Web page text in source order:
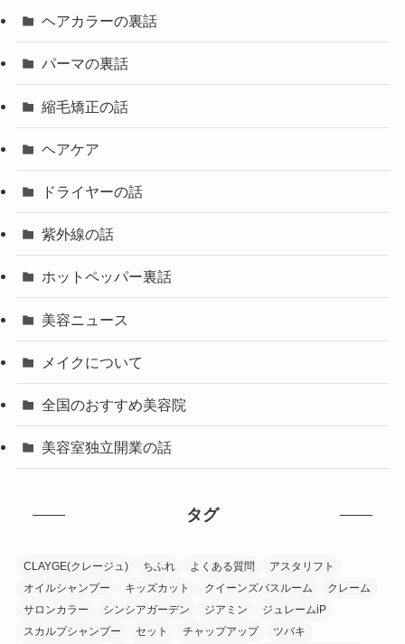
ヘアカラーの裏話
パーマの裏話
縮毛矯正の話
ヘアケア
ドライヤーの話
紫外線の話
ホットペッパー裏話
美容ニュース
メイクについて
全国のおすすめ美容院
美容室独立開業の話
タグ
CLAYGE(クレージュ) ちふれ よくある質問
アスタリフト
オイルシャンプー
キッズカット クイーンズバスルーム
クレーム
サロンカラー
シンシアガーデン ジアミン
ジュレームiP
スカルプシャンプー
セット チャップアップ ツバキ